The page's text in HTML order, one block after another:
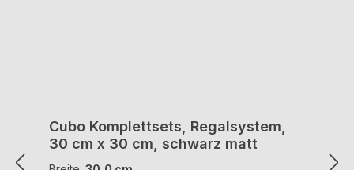
Cubo Komplettsets, Regalsystem,
30 cm x 30 cm, schwarz matt